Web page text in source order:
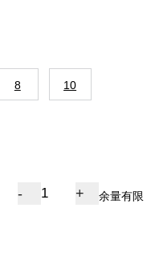
8 10
- + 余量有限